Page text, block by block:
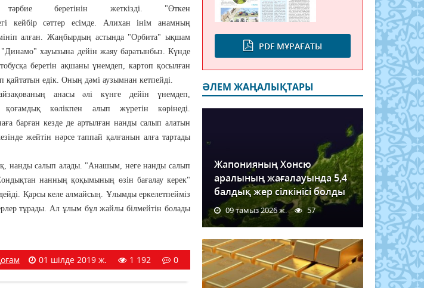
беретінін жеткізді. "Өткен
кейбір сәттер есімде. Алихан інім анамның
алған. Жаңбырдың астында "Орбита" ықшам
"Динамо" хауызына дейін жаяу баратынбыз. Күнде
беретін ақшаны үнемдеп, картоп қосылған
қайтатын едік. Оның дәмі аузымнан кетпейді.
анасы әлі күнге дейін үнемдеп,
қоғамдық көлікпен алып жүретін көрінеді.
барған кезде де артылған нанды салып алатын
жейтін нәрсе таппай қалғанын алға тартады
нанды салып алады. "Анашым, неге нанды салып
нанның қоқымының өзін бағалау керек"
Қарсы келе алмайсың. Ұлымды еркелетпейміз
тұрады. Ал ұлым бұл жайлы білмейтін болады
01 шілде 2019 ж. 1 192 0
PDF МҰРАҒАТЫ
ӘЛЕМ ЖАҢАЛЫҚТАРЫ
Жапонияның Хонсю
аралының жағалауында 5,4
балдық жер сілкінісі болды
09 тамыз 2026 ж. 57